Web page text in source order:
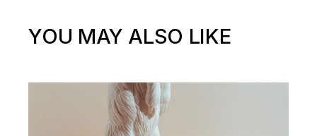
YOU MAY ALSO LIKE